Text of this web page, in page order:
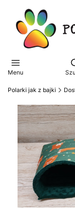
Menu
Polarki jak z bajki